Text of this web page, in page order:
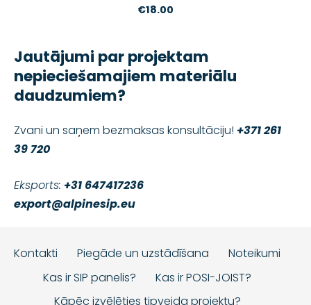
Jautājumi par projektam
nepieciešamajiem materiālu
daudzumiem?
Zvani un saņem bezmaksas konsultāciju! +371 261
39 720
Eksports: +31 647417236
export@alpinesip.eu
€18.00
Kontakti Piegāde un uzstādīšana
Noteikumi
Kas ir SIP panelis?
Kas ir POSI-JOIST?
Kāpēc izvēlēties tipveida projektu?